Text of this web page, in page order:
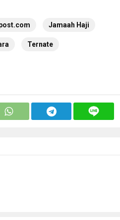
Jamaah Haji
Ternate